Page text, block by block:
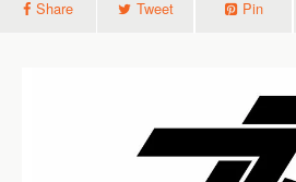
Share Tweet Pin